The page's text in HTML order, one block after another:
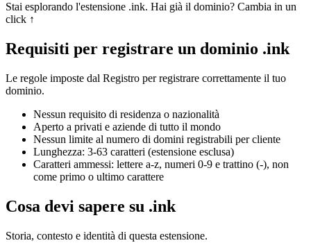
Stai esplorando l'estensione .ink. Hai già il dominio? Cambia in un
click ↑
Requisiti per registrare un dominio .ink
Le regole imposte dal Registro per registrare correttamente il tuo
dominio.
Nessun requisito di residenza o nazionalità
Aperto a privati e aziende di tutto il mondo
Nessun limite al numero di domini registrabili per cliente
Lunghezza: 3-63 caratteri (estensione esclusa)
Caratteri ammessi: lettere a-z, numeri 0-9 e trattino (-), non
come primo o ultimo carattere
Cosa devi sapere su .ink
Storia, contesto e identità di questa estensione.